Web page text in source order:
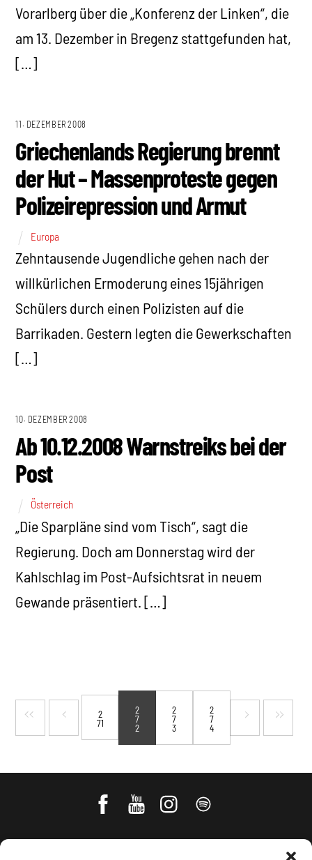
Vorarlberg über die „Konferenz der Linken“, die
am 13. Dezember in Bregenz stattgefunden hat,
[…]
11. DEZEMBER 2008
Griechenlands Regierung brennt
der Hut – Massenproteste gegen
Polizeirepression und Armut
Europa
Zehntausende Jugendliche gehen nach der
willkürlichen Ermoderung eines 15jährigen
Schülers durch einen Polizisten auf die
Barrikaden. Gestern legten die Gewerkschaften
[…]
10. DEZEMBER 2008
Ab 10.12.2008 Warnstreiks bei der
Post
Österreich
„Die Sparpläne sind vom Tisch“, sagt die
Regierung. Doch am Donnerstag wird der
Kahlschlag im Post-Aufsichtsrat in neuem
Gewande präsentiert. […]
2
71
2
7
2
2
7
3
2
7
4